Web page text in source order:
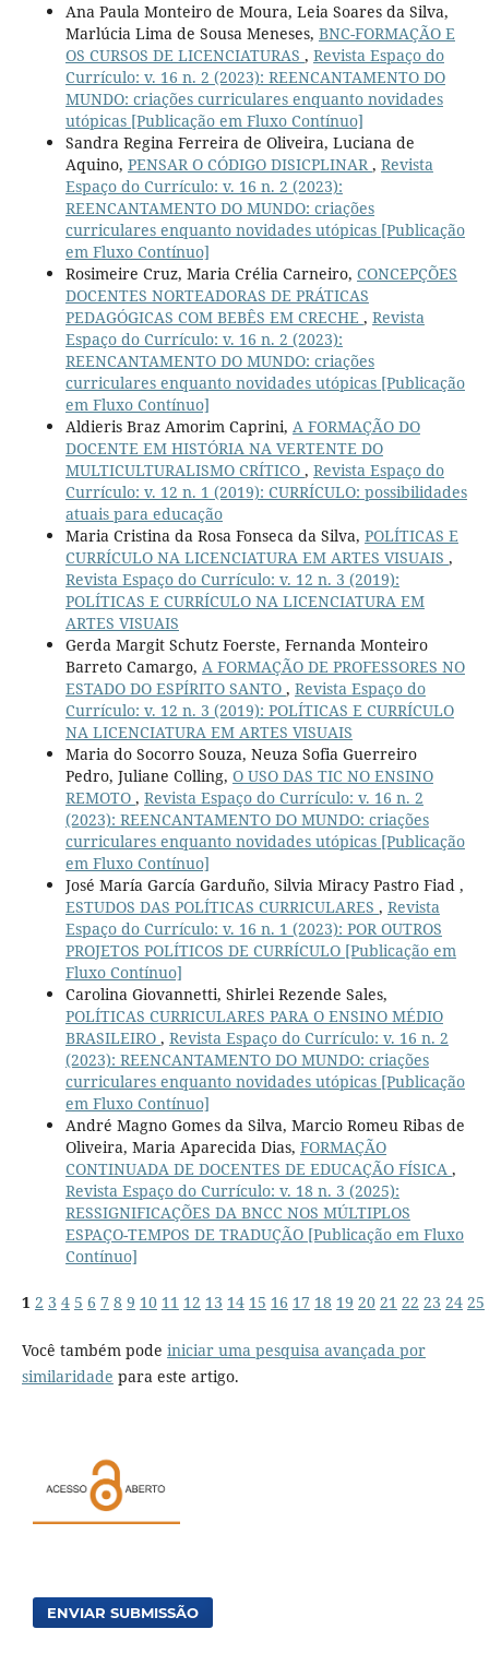
Ana Paula Monteiro de Moura, Leia Soares da Silva,
Marlúcia Lima de Sousa Meneses, BNC-FORMAÇÃO E
OS CURSOS DE LICENCIATURAS , Revista Espaço do
Currículo: v. 16 n. 2 (2023): REENCANTAMENTO DO
MUNDO: criações curriculares enquanto novidades
utópicas [Publicação em Fluxo Contínuo]
Sandra Regina Ferreira de Oliveira, Luciana de
Aquino, PENSAR O CÓDIGO DISICPLINAR, Revista
Espaço do Currículo: v. 16 n. 2 (2023):
REENCANTAMENTO DO MUNDO: criações
curriculares enquanto novidades utópicas [Publicação
em Fluxo Contínuo]
Rosimeire Cruz, Maria Crélia Carneiro, CONCEPÇÕES
DOCENTES NORTEADORAS DE PRÁTICAS
PEDAGÓGICAS COM BEBÊS EM CRECHE , Revista
Espaço do Currículo: v. 16 n. 2 (2023):
REENCANTAMENTO DO MUNDO: criações
curriculares enquanto novidades utópicas [Publicação
em Fluxo Contínuo]
Aldieris Braz Amorim Caprini, A FORMAÇÃO DO
DOCENTE EM HISTÓRIA NA VERTENTE DO
MULTICULTURALISMO CRÍTICO , Revista Espaço do
Currículo: v. 12 n. 1 (2019): CURRÍCULO: possibilidades
atuais para educação
Maria Cristina da Rosa Fonseca da Silva, POLÍTICAS E
CURRÍCULO NA LICENCIATURA EM ARTES VISUAIS ,
Revista Espaço do Currículo: v. 12 n. 3 (2019):
POLÍTICAS E CURRÍCULO NA LICENCIATURA EM
ARTES VISUAIS
Gerda Margit Schutz Foerste, Fernanda Monteiro
Barreto Camargo, A FORMAÇÃO DE PROFESSORES NO
ESTADO DO ESPÍRITO SANTO , Revista Espaço do
Currículo: v. 12 n. 3 (2019): POLÍTICAS E CURRÍCULO
NA LICENCIATURA EM ARTES VISUAIS
Maria do Socorro Souza, Neuza Sofia Guerreiro
Pedro, Juliane Colling, O USO DAS TIC NO ENSINO
REMOTO , Revista Espaço do Currículo: v. 16 n. 2
(2023): REENCANTAMENTO DO MUNDO: criações
curriculares enquanto novidades utópicas [Publicação
em Fluxo Contínuo]
José María García Garduño, Silvia Miracy Pastro Fiad ,
ESTUDOS DAS POLÍTICAS CURRICULARES , Revista
Espaço do Currículo: v. 16 n. 1 (2023): POR OUTROS
PROJETOS POLÍTICOS DE CURRÍCULO [Publicação em
Fluxo Contínuo]
Carolina Giovannetti, Shirlei Rezende Sales,
POLÍTICAS CURRICULARES PARA O ENSINO MÉDIO
BRASILEIRO , Revista Espaço do Currículo: v. 16 n. 2
(2023): REENCANTAMENTO DO MUNDO: criações
curriculares enquanto novidades utópicas [Publicação
em Fluxo Contínuo]
André Magno Gomes da Silva, Marcio Romeu Ribas de
Oliveira, Maria Aparecida Dias, FORMAÇÃO
CONTINUADA DE DOCENTES DE EDUCAÇÃO FÍSICA ,
Revista Espaço do Currículo: v. 18 n. 3 (2025):
RESSIGNIFICAÇÕES DA BNCC NOS MÚLTIPLOS
ESPAÇO-TEMPOS DE TRADUÇÃO [Publicação em Fluxo
Contínuo]
1 2 3 4 5 6 7 8 9 10 11 12 13 14 15 16 17 18 19 20 21 22 23 24 25
Você também pode iniciar uma pesquisa avançada por
similaridade para este artigo.
ENVIAR SUBMISSÃO